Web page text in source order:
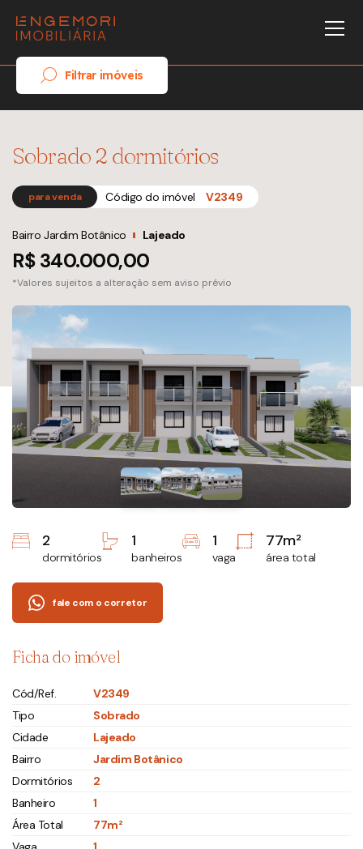
Filtrar imóveis
Sobrado 2 dormitórios
para venda Código do imóvel V2349
Bairro Jardim Botânico Lajeado
R$ 340.000,00
*Valores sujeitos a alteração sem aviso prévio
2
dormitórios
1
banheiros
1
vaga
77m²
área total
fale com o corretor
Ficha do imóvel
Cód/Ref.
V2349
Tipo
Sobrado
Cidade
Lajeado
Bairro
Jardim Botânico
Dormitórios
2
Banheiro
1
Área Total
77m²